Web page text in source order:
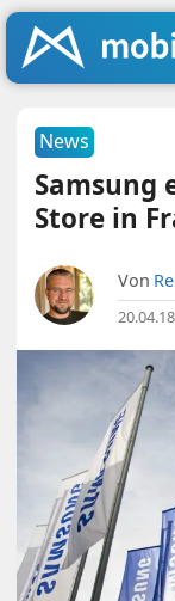
News
Samsung
Store in
Von